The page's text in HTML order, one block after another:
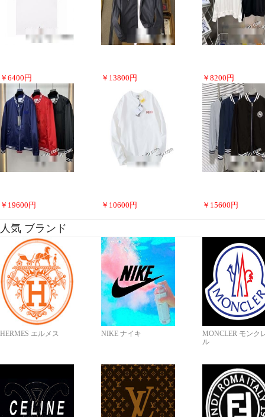
￥ 6400 円 ￥ 13800 円 ￥ 8200 円
￥ 19600 円 ￥ 10600 円 ￥ 15600 円
人気 ブランド
HERMES エルメス NIKE ナイキ
MONCLER モンク
ル